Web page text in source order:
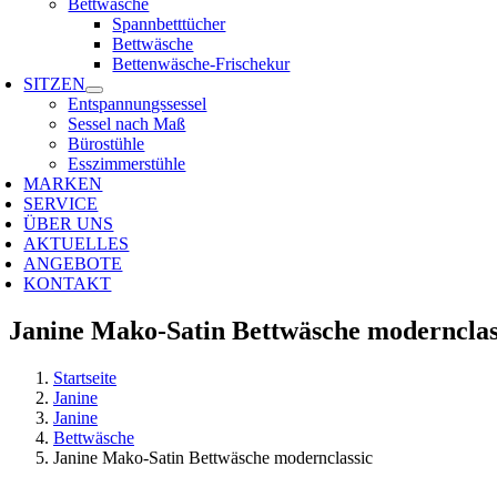
Bettwäsche
Spannbetttücher
Bettwäsche
Bettenwäsche-Frischekur
SITZEN
Entspannungssessel
Sessel nach Maß
Bürostühle
Esszimmerstühle
MARKEN
SERVICE
ÜBER UNS
AKTUELLES
ANGEBOTE
KONTAKT
Janine Mako-Satin Bettwäsche
Startseite
Janine
Janine
Bettwäsche
Janine Mako-Satin Bettwäsche modernclassic